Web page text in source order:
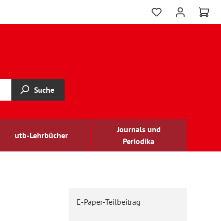
Suche
utb-Lehrbücher
Journals und
Periodika
E-Paper-Teilbeitrag